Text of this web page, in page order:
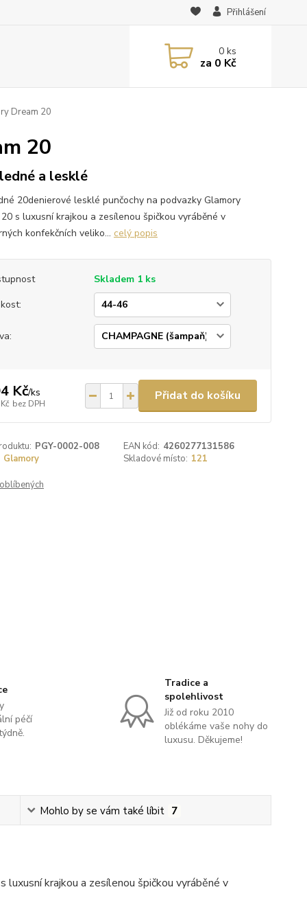
Přihlášení
0ks
za 0 Kč
Dream 20
20
a lesklé
20denierové lesklé punčochy na podvazky Glamory
s luxusní krajkou a zesílenou špičkou vyráběné v
konfekčních veliko... celý popis
Skladem 1 ks
Kč/ks
bez DPH
Přidat do košíku
PGY-0002-008 EAN kód: 4260277131586
Glamory
Skladové místo: 121
péčí
Tradice a
spolehlivost
Již od roku 2010
oblékáme vaše nohy do
luxusu. Děkujeme!
Mohlo by se vám také líbit 7
krajkou a zesílenou špičkou vyráběné v